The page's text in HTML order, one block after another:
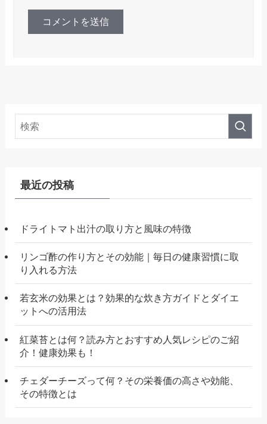
最近の投稿
ドライトマト出汁の取り方と風味の特徴
リンゴ酢の作り方とその効能｜毎日の健康習慣に取
り入れる方法
若玄米の効果とは？効果的な炊き方ガイドとダイエ
ットへの活用法
紅菜苔とは何？読み方とおすすめ人気レシピのご紹
介！健康効果も！
チェダーチーズって何？その栄養価の高さや効能、
その特徴とは